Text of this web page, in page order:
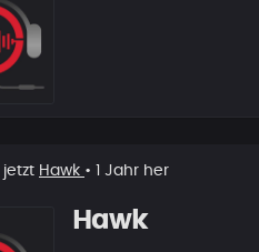
Hawk • 1 Jahr her
Hawk